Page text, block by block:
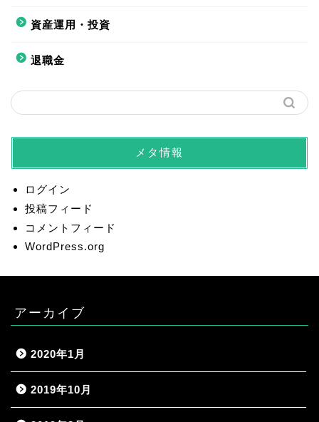
資産運用・投資
退職金
メタ情報
ログイン
投稿フィード
コメントフィード
WordPress.org
アーカイブ
2020年1月
2019年10月